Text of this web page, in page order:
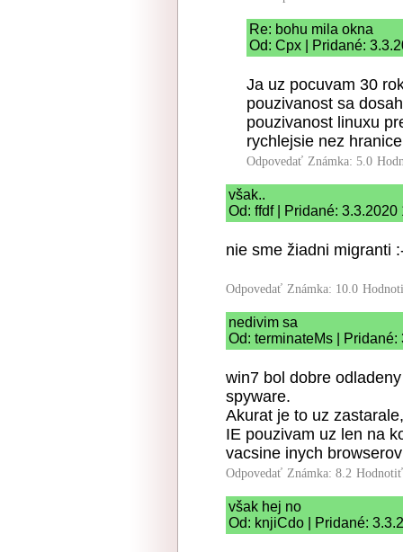
Re: bohu mila okna
Od: Cpx | Pridané:
Ja uz pocuvam 30
pouzivanost sa
pouzivanost linuxu
rychlejsie nez
Odpovedať Známka: 5.0
však..
Od: ffdf | Pridané: 3.3.2020
nie sme žiadni migranti
Odpovedať Známka: 10.0
nedivim sa
Od: terminateMs | Pridané:
win7 bol dobre
spyware.
Akurat je to uz
IE pouzivam uz len na
vacsine inych
Odpovedať Známka: 8.2
však hej no
Od: knjiCdo | Pridané: